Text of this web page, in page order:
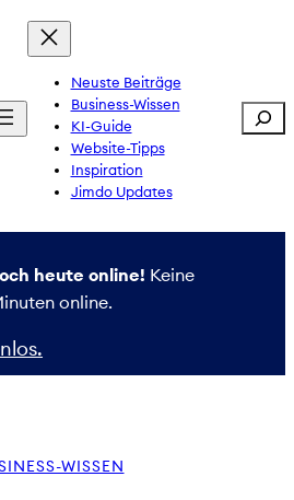
Neuste Beiträge
Business-Wissen
KI-Guide
Website-Tipps
Inspiration
Jimdo Updates
heute online! Keine
online.
WISSEN